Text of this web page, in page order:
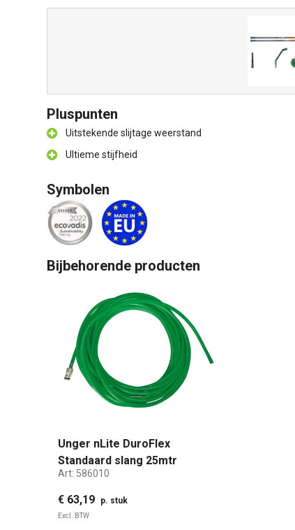
Pluspunten
Uitstekende slijtage weerstand
Ultieme stijfheid
Symbolen
Bijbehorende producten
Unger nLite DuroFlex
Standaard slang 25mtr
Art: 586010
€ 63,19 p. stuk
Excl. BTW